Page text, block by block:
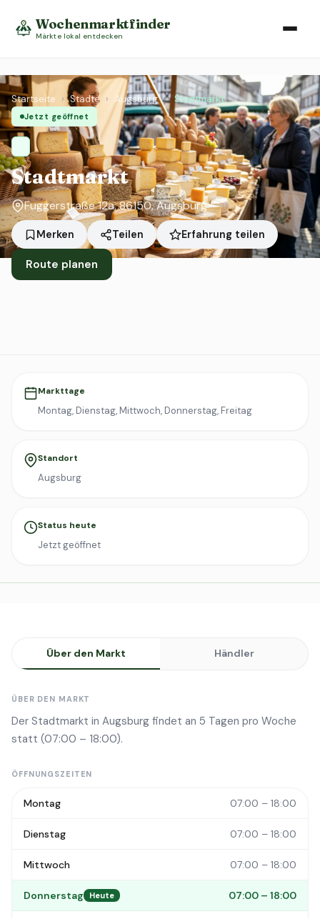
Wochenmarktfinder
Märkte lokal entdecken
Startseite › Städte › Augsburg › Stadtmarkt
Jetzt geöffnet
Stadtmarkt
Fuggerstraße 12a, 86150, Augsburg
Merken Teilen Erfahrung teilen
Route planen
Markttage
Montag, Dienstag, Mittwoch, Donnerstag, Freitag
Standort
Augsburg
Status heute
Jetzt geöffnet
Über den Markt Händler
ÜBER DEN MARKT
Der Stadtmarkt in Augsburg findet an 5 Tagen pro Woche
statt (07:00 – 18:00).
ÖFFNUNGSZEITEN
Montag 07:00 – 18:00
Dienstag 07:00 – 18:00
Mittwoch 07:00 – 18:00
Donnerstag Heute 07:00 – 18:00